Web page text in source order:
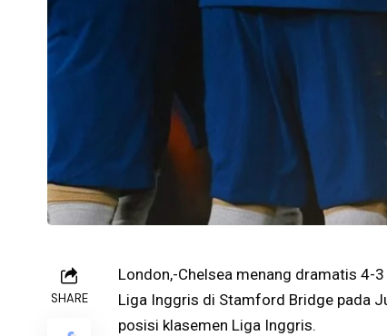
SHARE
London,-Chelsea menang dramatis 4-
Liga Inggris di Stamford Bridge pada
posisi klasemen Liga Inggris.